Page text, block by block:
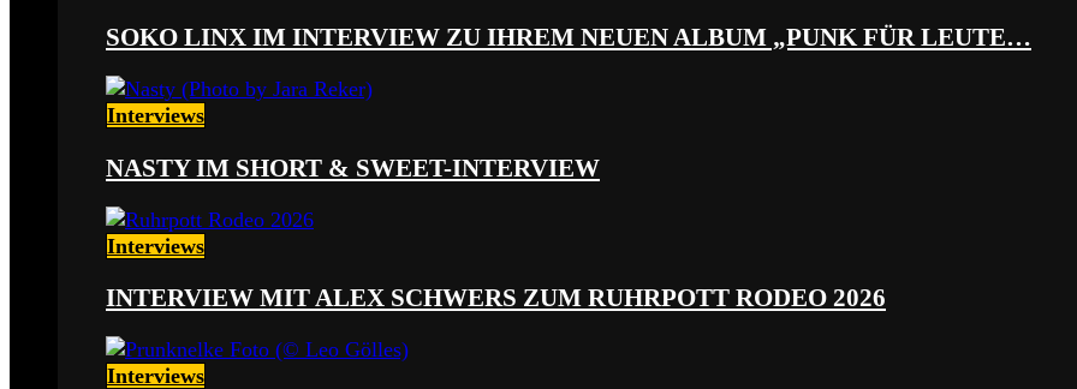
SOKO LINX IM INTERVIEW ZU IHREM NEUEN ALBUM „PUNK FÜR LEUTE…
Interviews
NASTY IM SHORT & SWEET-INTERVIEW
Interviews
INTERVIEW MIT ALEX SCHWERS ZUM RUHRPOTT RODEO 2026
Interviews